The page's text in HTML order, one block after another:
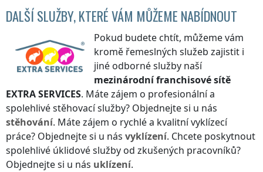
DALŠÍ SLUŽBY, KTERÉ VÁM MŮŽEME NABÍDNOUT
Pokud budete chtít, můžeme vám
kromě řemeslných služeb zajistit i
jiné odborné služby naší
mezinárodní franchisové sítě
EXTRA SERVICES. Máte zájem o profesionální a
spolehlivé stěhovací služby? Objednejte si u nás
stěhování. Máte zájem o rychlé a kvalitní vyklízecí
práce? Objednejte si u nás vyklízení. Chcete poskytnout
spolehlivé úklidové služby od zkušených pracovníků?
Objednejte si u nás uklízení.